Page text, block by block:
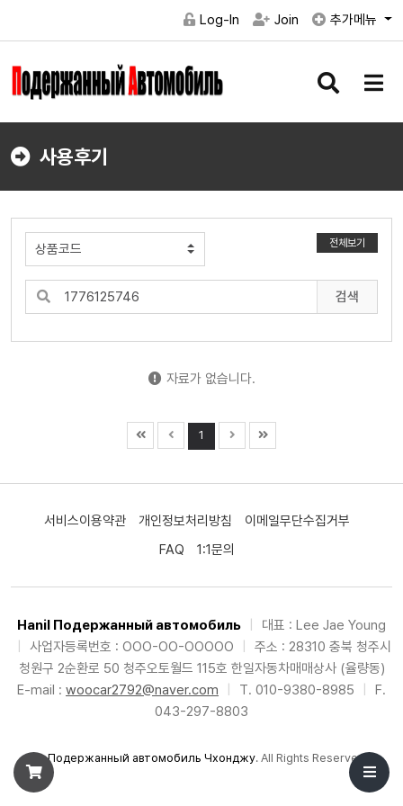
Log-In Join 추가메뉴
검
버
메
버
사용후기
전체보기
검색
자료가 없습니다.
1
서비스이용약관 개인정보처리방침
이메일무단수집거부
FAQ
1:1문의
Hanil Подержанный автомобиль
대표 : Lee Jae Young
사업자등록번호 : OOO-OO-OOOOO
주소 : 28310 충북 청주시
청원구 2순환로 50 청주오토월드 115호 한일자동차매매상사 (율량동)
E-mail : woocar2792@naver.com T. 010-9380-8985
F.
043-297-8803
©Подержанный автомобиль Чхонджу. All Rights Reserved.